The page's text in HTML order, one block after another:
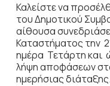
Καλείστε να
του Δημοτικού
αίθουσα
Καταστήματος την
ημέρα Τετάρτη και
λήψη αποφάσεων
ημερήσιας διάταξης.